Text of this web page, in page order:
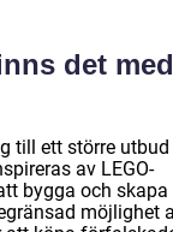
det med
till ett större
av LEGO-
bygga och skapa
möjlighet